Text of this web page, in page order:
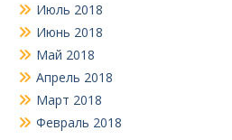
Июль 2018
Июнь 2018
Май 2018
Апрель 2018
Март 2018
Февраль 2018